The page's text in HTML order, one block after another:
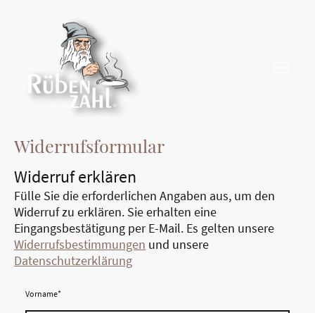
Widerrufsformular
Widerruf erklären
Fülle Sie die erforderlichen Angaben aus, um den
Widerruf zu erklären. Sie erhalten eine
Eingangsbestätigung per E-Mail. Es gelten unsere
Widerrufsbestimmungen und unsere
Datenschutzerklärung
Vorname*